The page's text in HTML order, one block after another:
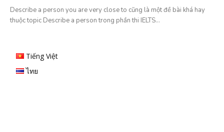
Describe a person you are very close to cũng là một đề bài khá hay
thuộc topic Describe a person trong phần thi IELTS...
Tiếng Việt
ไทย